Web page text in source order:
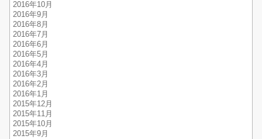
2016年10月
2016年9月
2016年8月
2016年7月
2016年6月
2016年5月
2016年4月
2016年3月
2016年2月
2016年1月
2015年12月
2015年11月
2015年10月
2015年9月